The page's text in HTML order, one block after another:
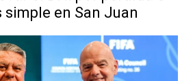
simple en San Juan